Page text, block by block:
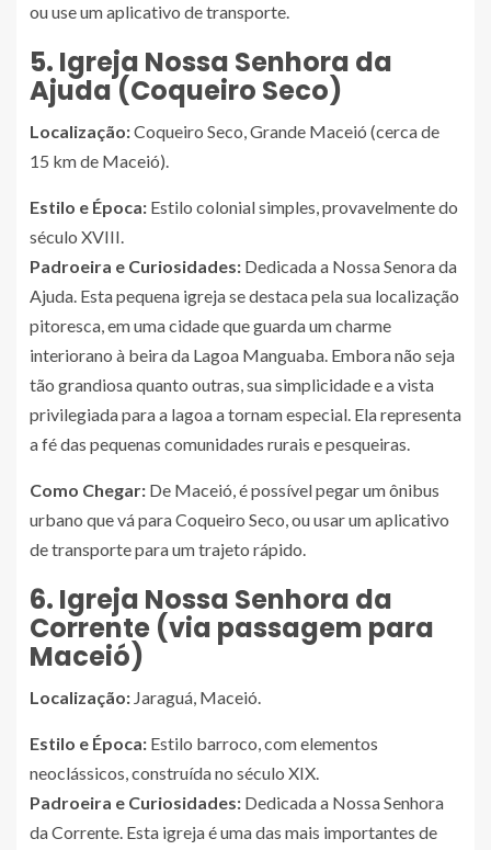
ou use um aplicativo de transporte.
5. Igreja Nossa Senhora da
Ajuda (Coqueiro Seco)
Localização:Coqueiro Seco, Grande Maceió (cerca de
15 km de Maceió).
Estilo e Época: Estilo colonial simples, provavelmente do
século XVIII.
Padroeira e Curiosidades: Dedicada a Nossa Senora da
Ajuda. Esta pequena igreja se destaca pela sua localização
pitoresca, em uma cidade que guarda um charme
interiorano à beira da Lagoa Manguaba. Embora não seja
tão grandiosa quanto outras, sua simplicidade e a vista
privilegiada para a lagoa a tornam especial. Ela representa
a fé das pequenas comunidades rurais e pesqueiras.
Como Chegar: De Maceió, é possível pegar um ônibus
urbano que vá para Coqueiro Seco, ou usar um aplicativo
de transporte para um trajeto rápido.
6. Igreja Nossa Senhora da
Corrente (via passagem para
Maceió)
Localização: Jaraguá, Maceió.
Estilo e Época: Estilo barroco, com elementos
neoclássicos, construída no século XIX.
Padroeira e Curiosidades: Dedicada a Nossa Senhora
da Corrente. Esta igreja é uma das mais importantes de